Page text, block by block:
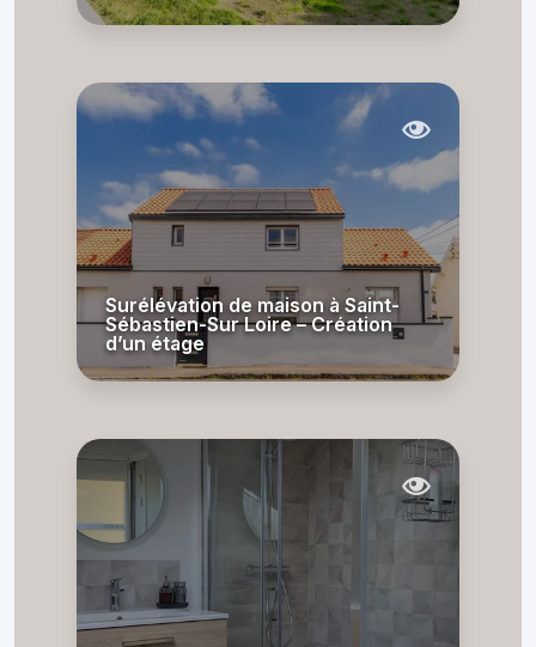
Surélévation de maison à Saint-
Sébastien-Sur Loire – Création
d’un étage